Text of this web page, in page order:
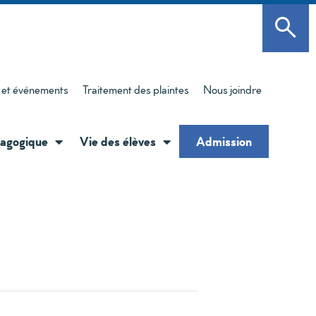
événements Traitement des plaintes Nous joindre
Vie des élèves Admission